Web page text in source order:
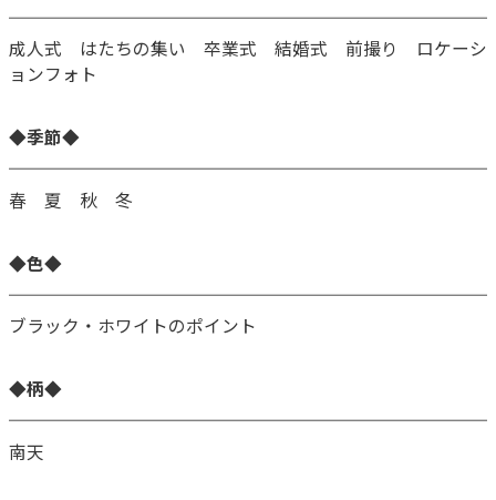
成人式 はたちの集い 卒業式 結婚式 前撮り ロケーシ
ョンフォト
◆季節◆
春 夏 秋 冬
◆色◆
ブラック・ホワイトのポイント
◆柄◆
南天